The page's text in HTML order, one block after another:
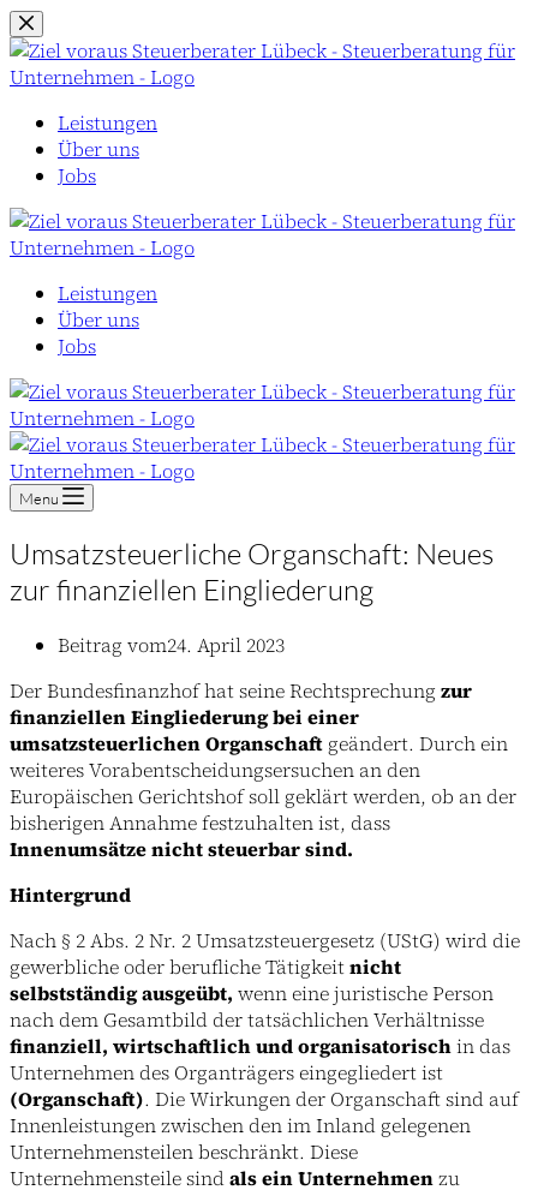
Zum
Inhalt
springen
Leistungen
Über uns
Jobs
Leistungen
Über uns
Jobs
Menu
Umsatzsteuerliche Organschaft: Neues
zur finanziellen Eingliederung
Beitrag vom24. April 2023
Der Bundesfinanzhof hat seine Rechtsprechungzur
finanziellen Eingliederung bei einer
umsatzsteuerlichen Organschaft geändert. Durch ein
weiteres Vorabentscheidungsersuchen an den
Europäischen Gerichtshof soll geklärt werden, ob an der
bisherigen Annahme festzuhalten ist, dass
Innenumsätze nicht steuerbar sind.
Hintergrund
Nach § 2 Abs. 2 Nr. 2 Umsatzsteuergesetz (UStG) wird die
gewerbliche oder berufliche Tätigkeitnicht
selbstständig ausgeübt, wenn eine juristische Person
nach dem Gesamtbild der tatsächlichen Verhältnisse
finanziell, wirtschaftlich und organisatorischin das
Unternehmen des Organträgers eingegliedert ist
(Organschaft). Die Wirkungen der Organschaft sind auf
Innenleistungen zwischen den im Inland gelegenen
Unternehmensteilen beschränkt. Diese
Unternehmensteile sindals ein Unternehmenzu